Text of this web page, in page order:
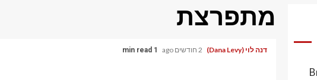
מתפרצת
דנה לוי (Dana Levy) 2 חודשים ago 1 min read